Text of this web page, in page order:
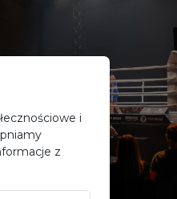
i
z